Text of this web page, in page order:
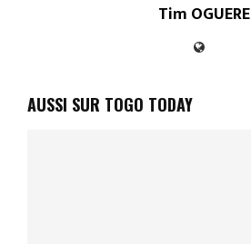
Tim OGUERE
AUSSI SUR TOGO TODAY